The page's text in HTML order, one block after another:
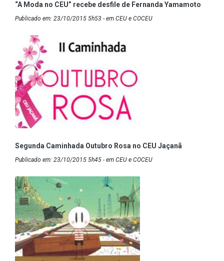
“A Moda no CEU” recebe desfile de Fernanda Yamamoto
Publicado em: 23/10/2015 5h53 - em CEU e COCEU
Segunda Caminhada Outubro Rosa no CEU Jaçanã
Publicado em: 23/10/2015 5h45 - em CEU e COCEU